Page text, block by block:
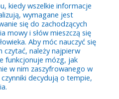
kiedy wszelkie informacje
wymagane jest
się do zachodzących
mowy i słów mieszczą się
Aby móc nauczyć się
czytać, należy najpierw
funkcjonuje mózg, jak
w nim zaszyfrowanego w
decydują o tempie,